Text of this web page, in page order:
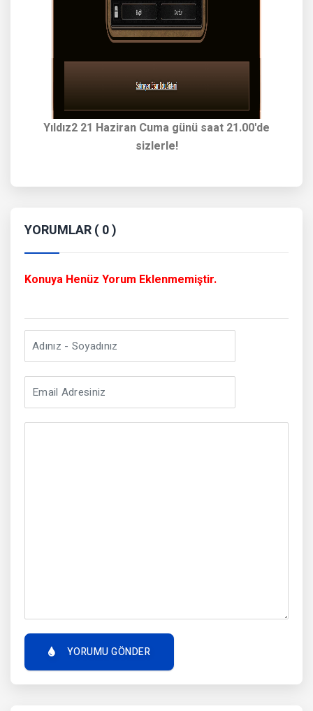
Yıldız2 21 Haziran Cuma günü saat 21.00'de
sizlerle!
YORUMLAR ( 0 )
Konuya Henüz Yorum Eklenmemiştir.
YORUMU GÖNDER